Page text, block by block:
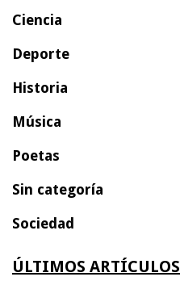
Ciencia
Deporte
Historia
Música
Poetas
Sin categoría
Sociedad
ÚLTIMOS ARTÍCULOS